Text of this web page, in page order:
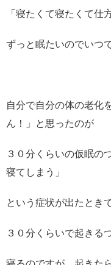
「寝たくて寝たくて仕
ずっと眠たいのでいつ
自分で自分の体の老化
ん！」と思ったのが
３０分くらいの仮眠の
寝てしまう」
という症状が出たとき
３０分くらいで起きる